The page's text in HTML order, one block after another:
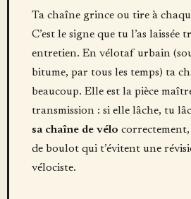
Ta chaîne grince ou tire à
C’est le signe que tu l’as laissée
entretien. En vélotaf urbain
bitume, par tous les temps) ta
beaucoup. Elle est la pièce
transmission : si elle lâche, tu
sa chaîne de vélo correctement,
de boulot qui t’évitent une
vélociste.